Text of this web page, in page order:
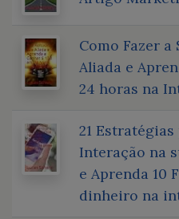
Como Fazer a
Aliada e
24 horas na
21
Interação na
e Aprenda 10
dinheiro na